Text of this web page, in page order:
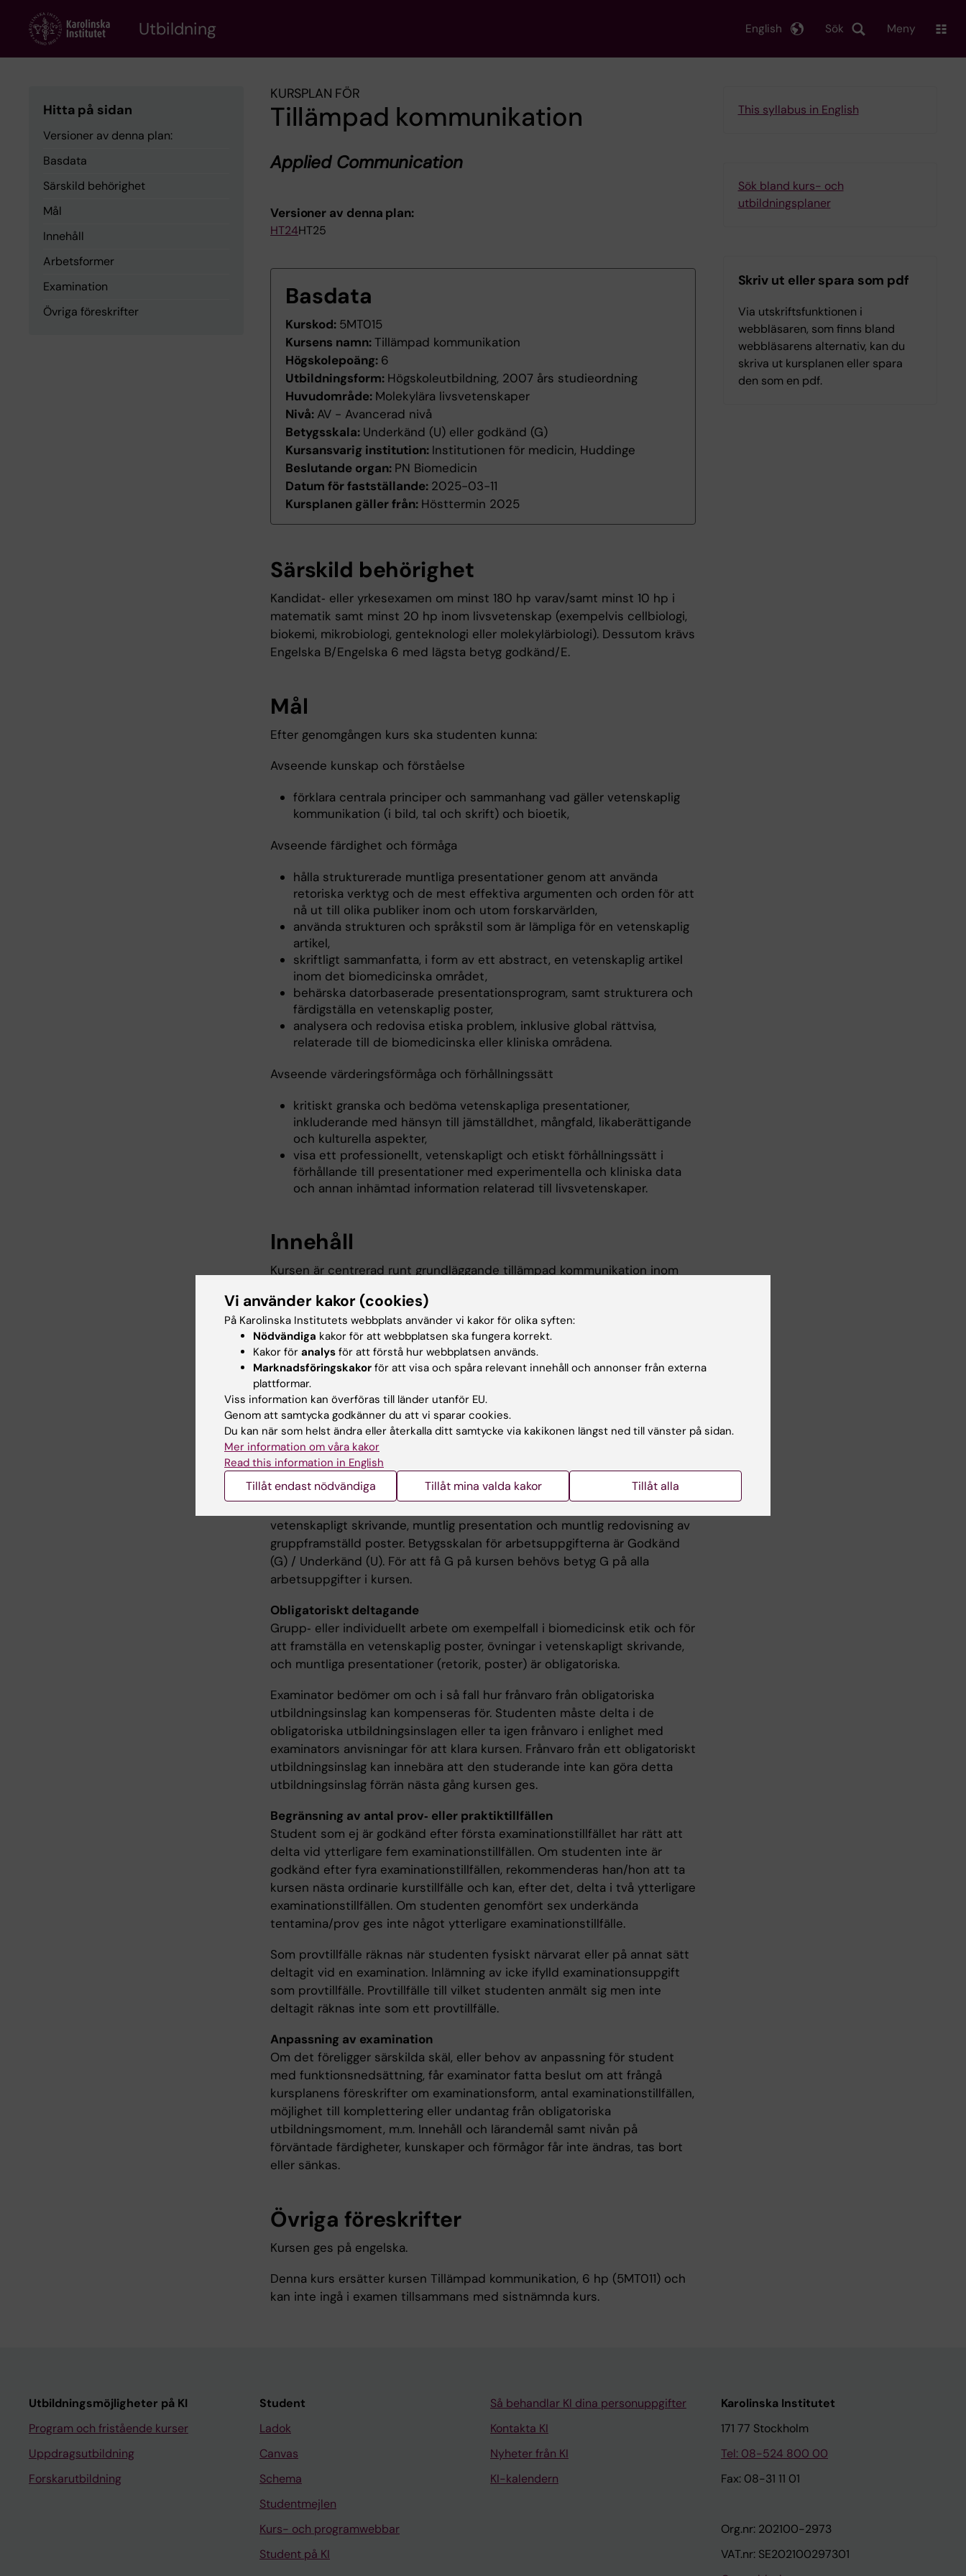
content
Utbildning Sök
English Meny
Hitta på sidan
Versioner av denna plan:
Basdata
Särskild behörighet
Mål
Innehåll
Arbetsformer
Examination
Övriga föreskrifter
KURSPLAN FÖR
Tillämpad kommunikation
Applied Communication
Versioner av denna plan:
HT24HT25
Basdata
Kurskod: 5MT015
Kursens namn:Tillämpad kommunikation
Högskolepoäng: 6
Utbildningsform: Högskoleutbildning, 2007 års studieordning
Huvudområde: Molekylära livsvetenskaper
Nivå: AV - Avancerad nivå
Betygsskala: Underkänd (U) eller godkänd (G)
Kursansvarig institution: Institutionen för medicin, Huddinge
Beslutande organ: PN Biomedicin
Datum för fastställande: 2025-03-11
Kursplanen gäller från: Hösttermin 2025
Särskild behörighet
Kandidat‐ eller yrkesexamen om minst 180 hp varav/samt minst 10 hp i
matematik samt minst 20 hp inom livsvetenskap (exempelvis cellbiologi,
biokemi, mikrobiologi, genteknologi eller molekylärbiologi). Dessutom krävs
Engelska B/Engelska 6 med lägsta betyg godkänd/E.
Mål
Efter genomgången kurs ska studenten kunna:
Avseende kunskap och förståelse
förklara centrala principer och sammanhang vad gäller vetenskaplig
kommunikation (i bild, tal och skrift) och bioetik,
Avseende färdighet och förmåga
hålla strukturerade muntliga presentationer genom att använda
retoriska verktyg och de mest effektiva argumenten och orden för att
nå ut till olika publiker inom och utom forskarvärlden,
använda strukturen och språkstil som är lämpliga för en vetenskaplig
artikel,
skriftligt sammanfatta, i form av ett abstract, en vetenskaplig artikel
inom det biomedicinska området,
behärska datorbaserade presentationsprogram, samt strukturera och
färdigställa en vetenskaplig poster,
analysera och redovisa etiska problem, inklusive global rättvisa,
relaterade till de biomedicinska eller kliniska områdena.
Avseende värderingsförmåga och förhållningssätt
kritiskt granska och bedöma vetenskapliga presentationer,
inkluderande med hänsyn till jämställdhet, mångfald, likaberättigande
och kulturella aspekter,
visa ett professionellt, vetenskapligt och etiskt förhållningssätt i
förhållande till presentationer med experimentella och kliniska data
och annan inhämtad information relaterad till livsvetenskaper.
Innehåll
Kursen är centrerad runt grundläggande tillämpad kommunikation inom
Arbetsformer
Undervisningen innefattar föreläsningar (live och online),
gruppundervisning, och projektarbeten och arbetsuppgifter på grupp‐
och individnivå.
Examination
Examinationen består av skriftlig och/eller muntlig redovisning av
vetenskapligt skrivande, muntlig presentation och muntlig redovisning av
gruppframställd poster. Betygsskalan för arbetsuppgifterna är Godkänd
(G) / Underkänd (U). För att få G på kursen behövs betyg G på alla
arbetsuppgifter i kursen.
Obligatoriskt deltagande
Grupp‐ eller individuellt arbete om exempelfall i biomedicinsk etik och för
att framställa en vetenskaplig poster, övningar i vetenskapligt skrivande,
och muntliga presentationer (retorik, poster) är obligatoriska.
Examinator bedömer om och i så fall hur frånvaro från obligatoriska
utbildningsinslag kan kompenseras för. Studenten måste delta i de
obligatoriska utbildningsinslagen eller ta igen frånvaro i enlighet med
examinators anvisningar för att klara kursen. Frånvaro från ett obligatoriskt
utbildningsinslag kan innebära att den studerande inte kan göra detta
utbildningsinslag förrän nästa gång kursen ges.
Begränsning av antal prov‐ eller praktiktillfällen
Student som ej är godkänd efter första examinationstillfället har rätt att
delta vid ytterligare fem examinationstillfällen. Om studenten inte är
godkänd efter fyra examinationstillfällen, rekommenderas han/hon att ta
kursen nästa ordinarie kurstillfälle och kan, efter det, delta i två ytterligare
examinationstillfällen. Om studenten genomfört sex underkända
tentamina/prov ges inte något ytterligare examinationstillfälle.
Som provtillfälle räknas när studenten fysiskt närvarat eller på annat sätt
deltagit vid en examination. Inlämning av icke ifylld examinationsuppgift
som provtillfälle. Provtillfälle till vilket studenten anmält sig men inte
deltagit räknas inte som ett provtillfälle.
Anpassning av examination
Om det föreligger särskilda skäl, eller behov av anpassning för student
med funktionsnedsättning, får examinator fatta beslut om att frångå
kursplanens föreskrifter om examinationsform, antal examinationstillfällen,
möjlighet till komplettering eller undantag från obligatoriska
utbildningsmoment, m.m. Innehåll och lärandemål samt nivån på
förväntade färdigheter, kunskaper och förmågor får inte ändras, tas bort
eller sänkas.
Övriga föreskrifter
Kursen ges på engelska.
Denna kurs ersätter kursen Tillämpad kommunikation, 6 hp (5MT011) och
kan inte ingå i examen tillsammans med sistnämnda kurs.
This syllabus in English
Sök bland kurs- och
utbildningsplaner
Skriv ut eller spara som pdf
Via utskriftsfunktionen i
webbläsaren, som finns bland
webbläsarens alternativ, kan du
skriva ut kursplanen eller spara
den som en pdf.
Utbildningsmöjligheter på KI
Program och fristående kurser
Uppdragsutbildning
Forskarutbildning
Student
Ladok
Canvas
Schema
Studentmejlen
Kurs- och programwebbar
Student på KI
Så behandlar KI dina personuppgifter
Kontakta KI
Nyheter från KI
KI-kalendern
Karolinska Institutet
171 77 Stockholm
Tel: 08-524 800 00
Fax: 08-31 11 01
Org.nr: 202100-2973
VAT.nr: SE202100297301
Vi använder kakor (cookies)
På Karolinska Institutets webbplats använder vi kakor för olika syften:
Nödvändiga kakor för att webbplatsen ska fungera korrekt.
Kakor för analys för att förstå hur webbplatsen används.
Marknadsföringskakor för att visa och spåra relevant innehåll och annonser från externa
plattformar.
Viss information kan överföras till länder utanför EU.
Genom att samtycka godkänner du att vi sparar cookies.
Du kan när som helst ändra eller återkalla ditt samtycke via kakikonen längst ned till vänster på sidan.
Mer information om våra kakor
Read this information in English
Tillåt endast nödvändiga Tillåt mina valda kakor Tillåt alla